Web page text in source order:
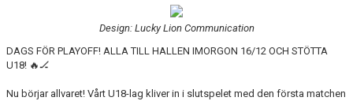
Design: Lucky Lion Communication
DAGS FÖR PLAYOFF! ALLA TILL HALLEN IMORGON 16/12 OCH STÖTTA
U18! 🔥🏒
Nu börjar allvaret! Vårt U18-lag kliver in i slutspelet med den första matchen